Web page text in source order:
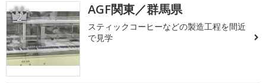
2 AGF関東／群馬県
スティックコーヒーなどの製造工程を間近
で見学